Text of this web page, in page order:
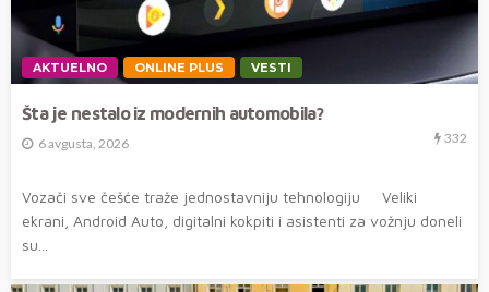
AKTUELNO ONLINE PLUS VESTI
Šta je nestalo iz modernih automobila?
6 avgusta, 2026 332
Vozači sve češće traže jednostavniju tehnologiju Veliki
ekrani, Android Auto, digitalni kokpiti i asistenti za vožnju doneli
su...